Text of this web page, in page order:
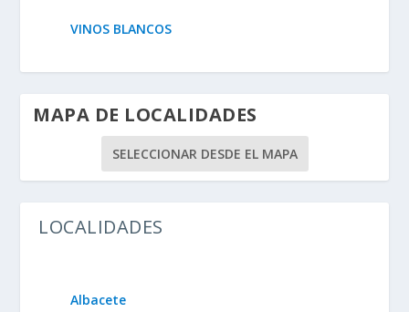
VINOS BLANCOS
MAPA DE LOCALIDADES
SELECCIONAR DESDE EL MAPA
LOCALIDADES
Albacete